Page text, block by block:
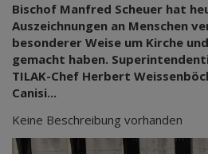
Bischof Manfred Scheuer hat
Auszeichnungen an Menschen
besonderer Weise um Kirche
gemacht haben.
TILAK-Chef Herbert
Canisi...
Keine Beschreibung vorhanden